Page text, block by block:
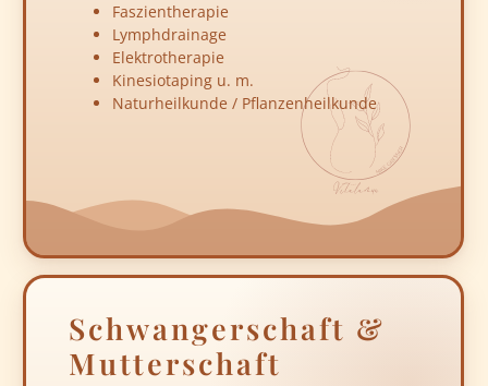
Faszientherapie
Lymphdrainage
Elektrotherapie
Kinesiotaping u. m.
Naturheilkunde / Pflanzenheilkunde
Schwangerschaft &
Mutterschaft